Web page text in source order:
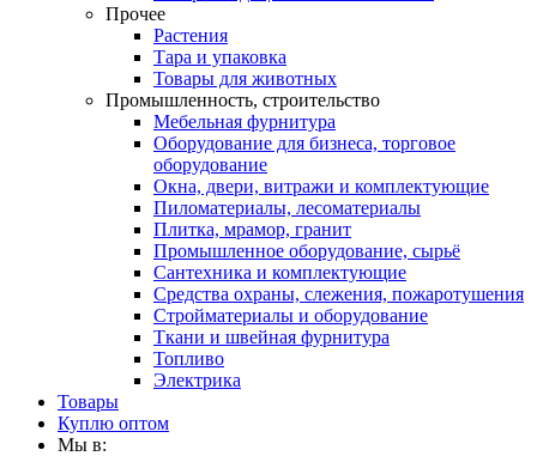
Прочее
Растения
Тара и упаковка
Товары для животных
Промышленность, строительство
Мебельная фурнитура
Оборудование для бизнеса, торговое
оборудование
Окна, двери, витражи и комплектующие
Пиломатериалы, лесоматериалы
Плитка, мрамор, гранит
Промышленное оборудование, сырьё
Сантехника и комплектующие
Средства охраны, слежения, пожаротушения
Стройматериалы и оборудование
Ткани и швейная фурнитура
Топливо
Электрика
Товары
Куплю оптом
Мы в: